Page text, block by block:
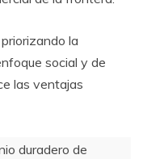
la
social y de
las ventajas
duradero de